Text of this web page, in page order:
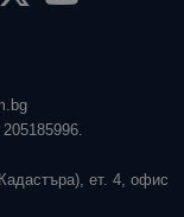
ет. 4, офис